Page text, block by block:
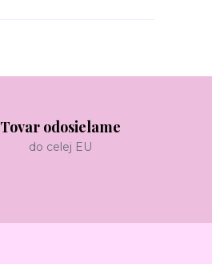
Tovar odosielame
do celej EU